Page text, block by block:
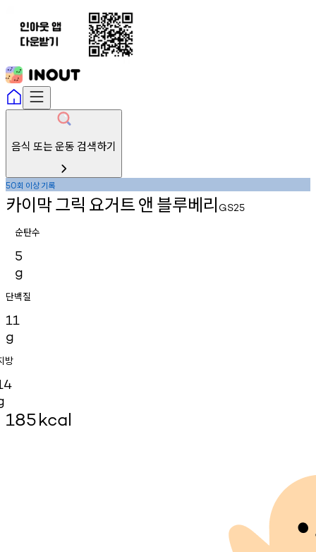
음식 또는 운동 검색하기
50회 이상기록
카이막그릭 요거트앤 블루베리 GS25
순탄수
5
g
단백질
11
g
방
185kcal